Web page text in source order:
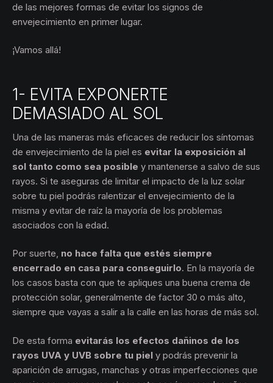
de las mejores formas de evitar los signos de
envejecimiento en primer lugar.
¡Vamos allá!
1- EVITA EXPONERTE
DEMASIADO AL SOL
Una de las maneras más eficaces de reducir los síntomas
de envejecimiento de la piel es evitar la exposición al
sol tanto como sea posible y mantenerse a salvo de sus
rayos. Si te aseguras de limitar el impacto de la luz solar
sobre tu piel podrás ralentizar el envejecimiento de la
misma y evitar de raíz la mayoría de los problemas
asociados con la edad.
Por suerte, no hace falta que estés siempre
encerrado en casa para conseguirlo. En la mayoría de
los casos basta con que te apliques una buena crema de
protección solar, generalmente de factor 30 o más alto,
siempre que vayas a salir a la calle en las horas de más sol.
De esta forma evitarás los efectos dañinos de los
rayos UVA y UVB sobre tu piel y podrás prevenir la
aparición de arrugas, manchas y otras imperfecciones que